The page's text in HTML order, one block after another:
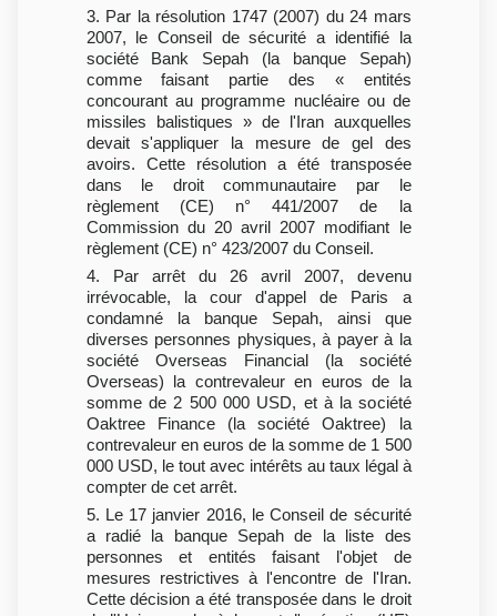
3. Par la résolution 1747 (2007) du 24 mars
2007, le Conseil de sécurité a identifié la
société Bank Sepah (la banque Sepah)
comme faisant partie des « entités
concourant au programme nucléaire ou de
missiles balistiques » de l'Iran auxquelles
devait s'appliquer la mesure de gel des
avoirs. Cette résolution a été transposée
dans le droit communautaire par le
règlement (CE) n° 441/2007 de la
Commission du 20 avril 2007 modifiant le
règlement (CE) n° 423/2007 du Conseil.
4. Par arrêt du 26 avril 2007, devenu
irrévocable, la cour d'appel de Paris a
condamné la banque Sepah, ainsi que
diverses personnes physiques, à payer à la
société Overseas Financial (la société
Overseas) la contrevaleur en euros de la
somme de 2 500 000 USD, et à la société
Oaktree Finance (la société Oaktree) la
contrevaleur en euros de la somme de 1 500
000 USD, le tout avec intérêts au taux légal à
compter de cet arrêt.
5. Le 17 janvier 2016, le Conseil de sécurité
a radié la banque Sepah de la liste des
personnes et entités faisant l'objet de
mesures restrictives à l'encontre de l'Iran.
Cette décision a été transposée dans le droit